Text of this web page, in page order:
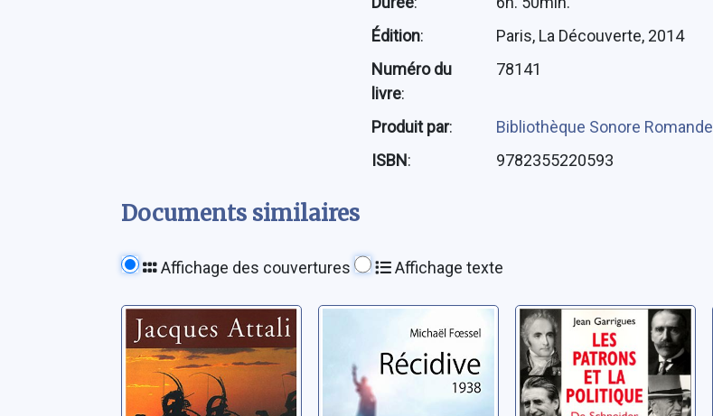
Édition:
Paris, La Découverte, 2014
Numéro du
livre:
78141
Produit par:
Bibliothèque Sonore Romande
ISBN: 9782355220593
Documents similaires
Affichage des couvertures Affichage texte
L'homme
nomade
Attali, Jacques
Récidive 1938
Foessel, Michaël
Les patrons et la
politique: de
Schneider à
Seillière
Garrigues, Jean